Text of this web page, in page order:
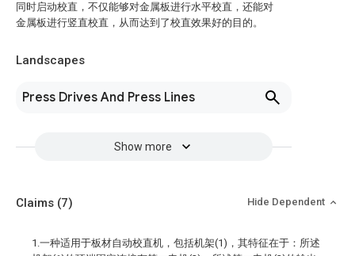
同时启动校直，不仅能够对金属板进行水平校直，还能对
金属板进行竖直校直，从而达到了校直效果好的目的。
Landscapes
Press Drives And Press Lines
Show more
Claims (7) Hide Dependent
1.一种适用于板材自动校直机，包括机架(1)，其特征在于：所述